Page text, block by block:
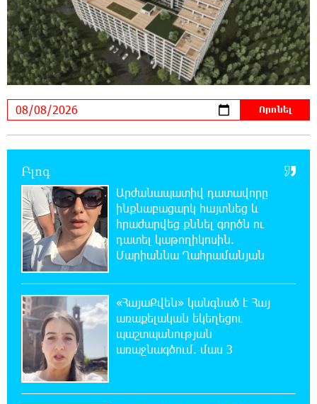
21:08:37 7-08-2026
ԵԱՏՄ֊ն չի ուզում, որ իր միջոցներով
զարգանա Հայաստանի տնտեսությունը ու
հետո գնա ԵՄ. Արշակ Կարապետյան
21:03:44 7-08-2026
Կաթողիկոսի նկատմամբ իրականացվող
բռնադատավարությունը միահեծան
իշխանության հետևանք է. Հանրային Դաշինք
Մեր երկրում իշխանության և ընդդիմության
անվերջանալի պայքարում տուժում է միայն
ու միայն ՀՀ քաղաքացին. Աննա Կոստանյան
20:49:35 7-08-2026
Փրկարարները հայտանաբերել են մոլորված
զբոսաշրջիկներին
Բլոգ
Արժանապատիվ դատավորը
ինքնաբացարկ հայտնեց և
հրաժարվեց քննել գործն ու
դատել կաթողիկոսին.
Մարիաննա Ղահրամանյան
«ՀայաՔվեն» կանգնած է Հայ
առաքելական եկեղեցու
պաշտպանության
առաջնագծում. մաս 3